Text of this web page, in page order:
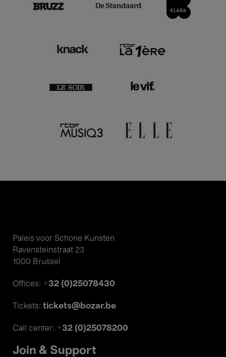
Paleis voor Schone Kunsten
Ravensteinstraat 23
1000 Brussel
Offices: +32 (0)25078430
Tickets: tickets@bozar.be
Call center: +32 (0)25078200
Join & Support